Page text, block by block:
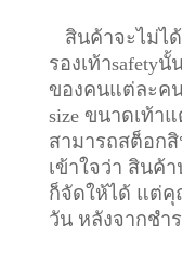
สินค้าจะไม่ไ
รองเท้าsafety
ของคนแต่ละค
size ขนาดเท้า
สามารถสต็อก
เข้าใจว่า สินค้า
ก็จัดให้ได้ แต่คุ
วัน หลังจากชำ